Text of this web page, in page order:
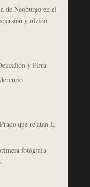
de Neoburgo en el
y olvido
y Pirra
que relatan la
fotógrafa